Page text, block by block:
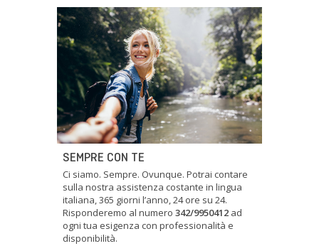
SEMPRE CON TE
Ci siamo. Sempre. Ovunque. Potrai contare
sulla nostra assistenza costante in lingua
italiana, 365 giorni l’anno, 24 ore su 24.
Risponderemo al numero 342/9950412 ad
ogni tua esigenza con professionalità e
disponibilità.